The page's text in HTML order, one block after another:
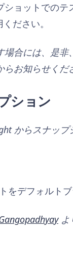
ショットでの
ださい。
場合には、是
らお知らせくだ
ション
からスナップ
をデフォルトブ
よ